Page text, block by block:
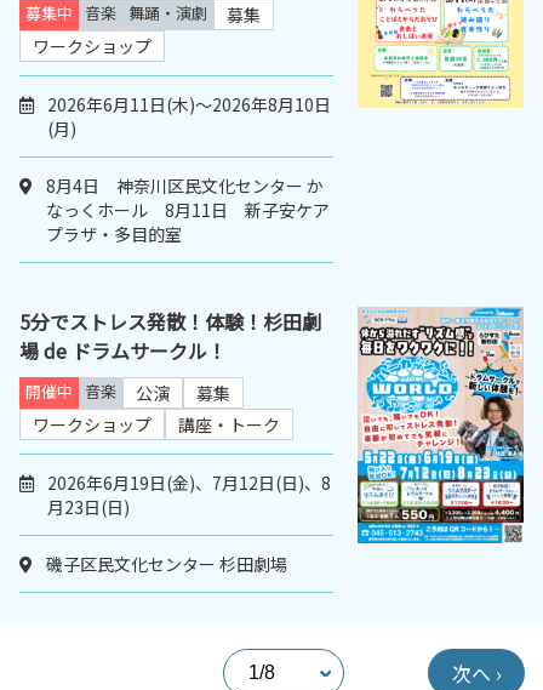
募集中 音楽 舞踊・演劇
募集
ワークショップ
2026年6月11日(木)～2026年8月10日
(月)
8月4日 神奈川区民文化センター か
なっくホール 8月11日 新子安ケア
プラザ・多目的室
5分でストレス発散！体験！杉田劇
場 de ドラムサークル！
開催中 音楽 公演
募集
ワークショップ
講座・トーク
2026年6月19日(金)、7月12日(日)、8
月23日(日)
磯子区民文化センター 杉田劇場
次へ ›